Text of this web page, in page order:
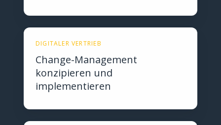
DIGITALER VERTRIEB
Change-Management
konzipieren und
implementieren